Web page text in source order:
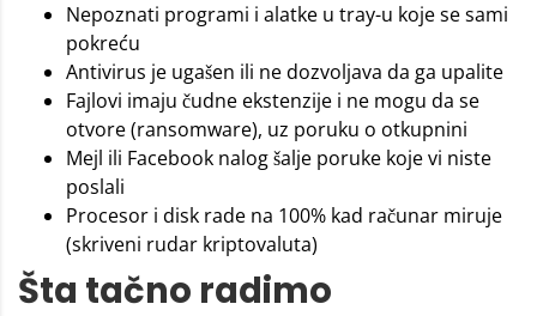
Nepoznati programi i alatke u tray-u koje se sami
pokreću
Antivirus je ugašen ili ne dozvoljava da ga upalite
Fajlovi imaju čudne ekstenzije i ne mogu da se
otvore (ransomware), uz poruku o otkupnini
Mejl ili Facebook nalog šalje poruke koje vi niste
poslali
Procesor i disk rade na 100% kad računar miruje
(skriveni rudar kriptovaluta)
Šta tačno radimo